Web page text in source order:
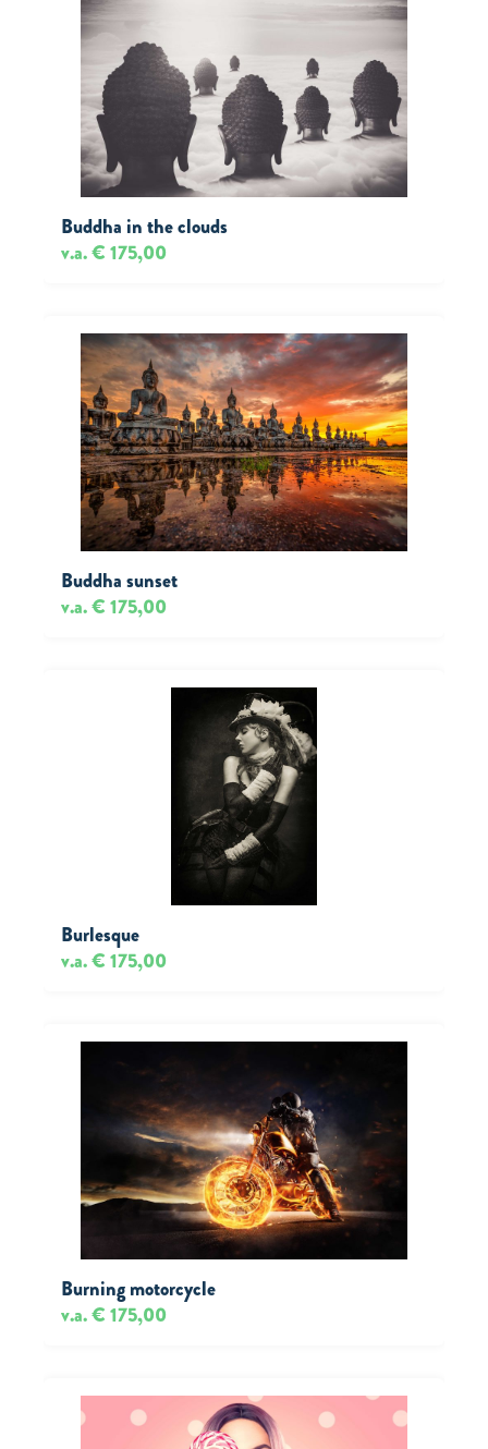
Buddha in the clouds
v.a. € 175,00
Buddha sunset
v.a. € 175,00
Burlesque
v.a. € 175,00
Burning motorcycle
v.a. € 175,00